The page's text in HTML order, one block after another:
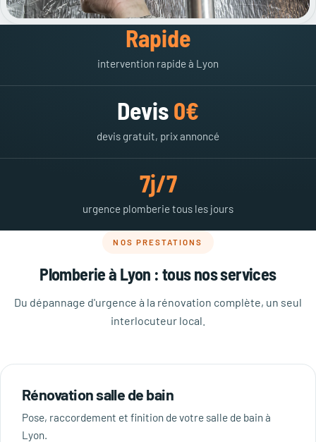
Rapide
intervention rapide à Lyon
Devis0€
devis gratuit, prix annoncé
7j/7
urgence plomberie tous les jours
NOS PRESTATIONS
Plomberie à Lyon : tous nos services
Du dépannage d'urgence à la rénovation complète, un seul
interlocuteur local.
Rénovation salle de bain
Pose, raccordement et finition de votre salle de bain à
Lyon.